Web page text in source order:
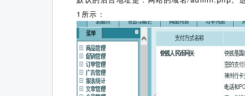
1所示：